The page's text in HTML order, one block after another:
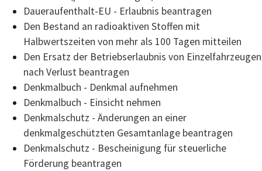
Daueraufenthalt-EU - Erlaubnis beantragen
Den Bestand an radioaktiven Stoffen mit
Halbwertszeiten von mehr als 100 Tagen mitteilen
Den Ersatz der Betriebserlaubnis von Einzelfahrzeugen
nach Verlust beantragen
Denkmalbuch - Denkmal aufnehmen
Denkmalbuch - Einsicht nehmen
Denkmalschutz - Änderungen an einer
denkmalgeschützten Gesamtanlage beantragen
Denkmalschutz - Bescheinigung für steuerliche
Förderung beantragen